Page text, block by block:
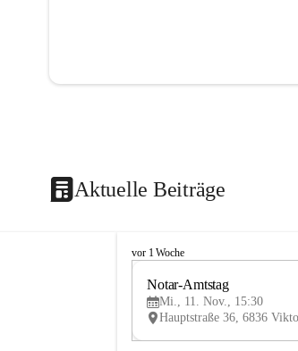
Aktuelle Beiträge
V
vor 1 Woche
Notar-Amtstag
Mi., 11. Nov., 15:30